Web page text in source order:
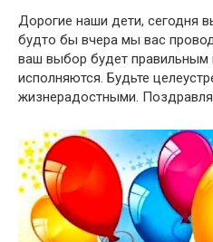
Дорогие наши дети, сегодня
будто бы вчера мы вас
ваш выбор будет правильным
исполняются. Будьте
жизнерадостными.